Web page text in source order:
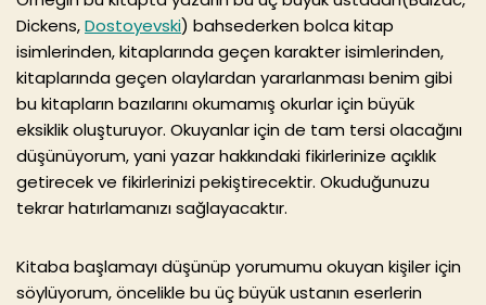
Dickens,Dostoyevski) bahsederken bolca kitap
isimlerinden, kitaplarında geçen karakter isimlerinden,
kitaplarında geçen olaylardan yararlanması benim gibi
bu kitapların bazılarını okumamış okurlar için büyük
eksiklik oluşturuyor. Okuyanlar için de tam tersi olacağını
düşünüyorum, yani yazar hakkındaki fikirlerinize açıklık
getirecek ve fikirlerinizi pekiştirecektir. Okuduğunuzu
tekrar hatırlamanızı sağlayacaktır.
Kitaba başlamayı düşünüp yorumumu okuyan kişiler için
söylüyorum, öncelikle bu üç büyük ustanın eserlerin